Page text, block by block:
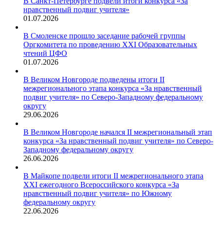
нравственный подвиг учителя»
01.07.2026
В Смоленске прошло заседание рабочей группы
Оргкомитета по проведению XXI Образовательных
чтений ЦФО
01.07.2026
В Великом Новгороде подведены итоги II
межрегионального этапа конкурса «За нравственный
подвиг учителя» по Северо-Западному федеральному
округу
29.06.2026
В Великом Новгороде начался II межрегиональный этап
конкурса «За нравственный подвиг учителя» по Северо-
Западному федеральному округу
26.06.2026
В Майкопе подвели итоги II межрегионального этапа
XXI ежегодного Всероссийского конкурса «За
нравственный подвиг учителя» по Южному
федеральному округу
22.06.2026